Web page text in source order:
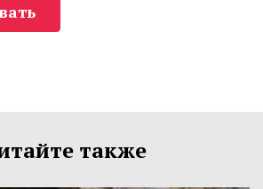
также